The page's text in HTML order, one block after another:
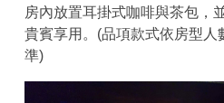
房內放置耳掛式咖啡與茶包，
貴賓享用。(品項款式依房型人
準)